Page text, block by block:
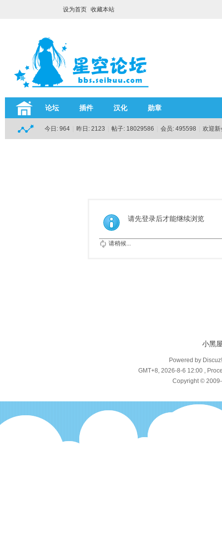
设为首页 收藏本站
论坛 插件 汉化 勋章
今日: 964 昨日: 2123 帖子: 18029586 会员: 495598 欢迎
请先登录后才能继续浏览
请稍候...
小黑
Powered by
GMT+8, 2026-8-6 12:00 ,
Copyright ©